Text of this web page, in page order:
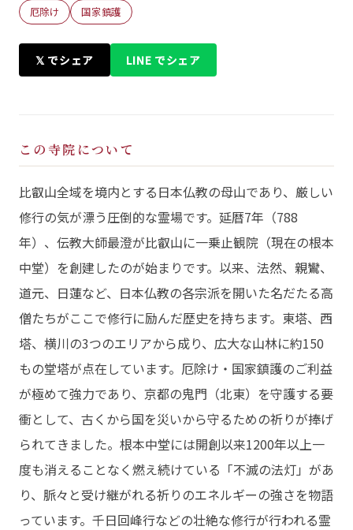
厄除け 国家鎮護
𝕏 でシェア LINE でシェア
この寺院について
比叡山全域を境内とする日本仏教の母山であり、厳しい
修行の気が漂う圧倒的な霊場です。延暦7年（788
年）、伝教大師最澄が比叡山に一乗止観院（現在の根本
中堂）を創建したのが始まりです。以来、法然、親鸞、
道元、日蓮など、日本仏教の各宗派を開いた名だたる高
僧たちがここで修行に励んだ歴史を持ちます。東塔、西
塔、横川の3つのエリアから成り、広大な山林に約150
もの堂塔が点在しています。厄除け・国家鎮護のご利益
が極めて強力であり、京都の鬼門（北東）を守護する要
衝として、古くから国を災いから守るための祈りが捧げ
られてきました。根本中堂には開創以来1200年以上一
度も消えることなく燃え続けている「不滅の法灯」があ
り、脈々と受け継がれる祈りのエネルギーの強さを物語
っています。千日回峰行などの壮絶な修行が行われる霊